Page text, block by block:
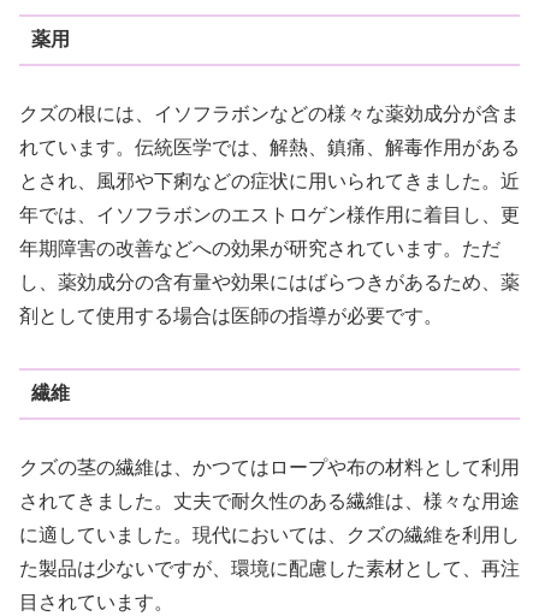
薬用
クズの根には、イソフラボンなどの様々な薬効成分が含ま
れています。伝統医学では、解熱、鎮痛、解毒作用がある
とされ、風邪や下痢などの症状に用いられてきました。近
年では、イソフラボンのエストロゲン様作用に着目し、更
年期障害の改善などへの効果が研究されています。ただ
し、薬効成分の含有量や効果にはばらつきがあるため、薬
剤として使用する場合は医師の指導が必要です。
繊維
クズの茎の繊維は、かつてはロープや布の材料として利用
されてきました。丈夫で耐久性のある繊維は、様々な用途
に適していました。現代においては、クズの繊維を利用し
た製品は少ないですが、環境に配慮した素材として、再注
目されています。